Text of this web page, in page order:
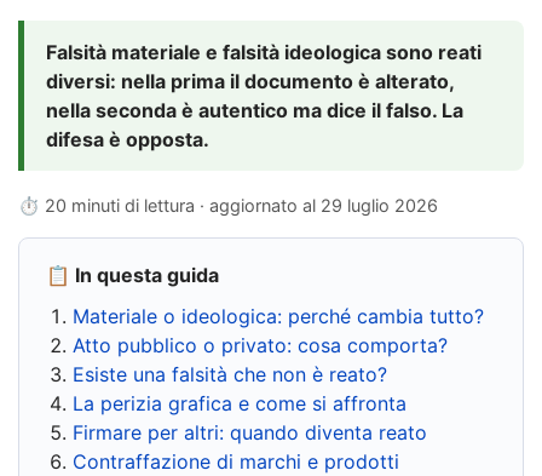
Falsità materiale e falsità ideologica sono reati
diversi: nella prima il documento è alterato,
nella seconda è autentico ma dice il falso. La
difesa è opposta.
⏱ 20 minuti di lettura · aggiornato al 29 luglio 2026
📋 In questa guida
Materiale o ideologica: perché cambia tutto?
Atto pubblico o privato: cosa comporta?
Esiste una falsità che non è reato?
La perizia grafica e come si affronta
Firmare per altri: quando diventa reato
Contraffazione di marchi e prodotti